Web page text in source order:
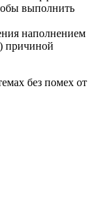
выполнить
наполнением
причиной
без помех от